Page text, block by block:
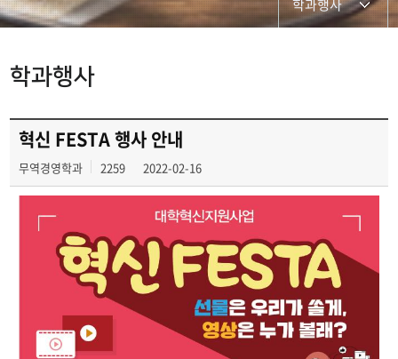
학과행사
졸업 후 진로
학과행사
학과행사
혁신 FESTA 행사 안내
무역경영학과 2259 2022-02-16